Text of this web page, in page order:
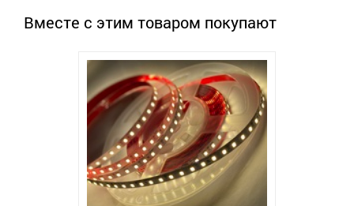
Мощность блока питания - 100W c током на выходе
Размеры блока питания отличаются компактными
размерами и составляют 145х47х29мм.
Устройство предназначено для внутренней установки в
сухих, вентилируемых помещениях.
Гарантийный срок от производителя составляет 1 год.
Вместе с этим товаром покупают